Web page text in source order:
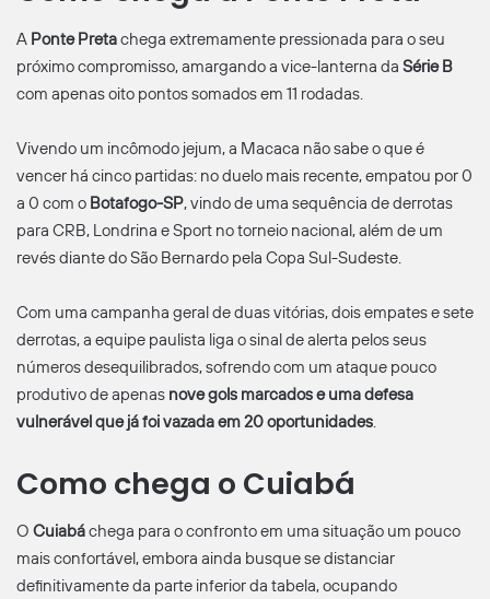
A Ponte Pretachega extremamente pressionada para o seu
próximo compromisso, amargando a vice-lanterna da Série B
com apenas oito pontos somados em 11 rodadas.
Vivendo um incômodo jejum, a Macaca não sabe o que é
vencer há cinco partidas: no duelo mais recente, empatou por 0
a 0 com o Botafogo-SP, vindo de uma sequência de derrotas
para CRB, Londrina e Sport no torneio nacional, além de um
revés diante do São Bernardo pela Copa Sul-Sudeste.
Com uma campanha geral de duas vitórias, dois empates e sete
derrotas, a equipe paulista liga o sinal de alerta pelos seus
números desequilibrados, sofrendo com um ataque pouco
produtivo de apenas nove gols marcados e uma defesa
vulnerável que já foi vazada em 20 oportunidades.
Como chega o Cuiabá
O Cuiabáchega para o confronto em uma situação um pouco
mais confortável, embora ainda busque se distanciar
definitivamente da parte inferior da tabela, ocupando